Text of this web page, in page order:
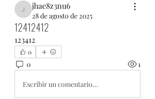
jhae8z3nu6
jhae8z3nu6
28 de agosto de 2025
12412412
123412
0
0 1
Escribir un comentario...